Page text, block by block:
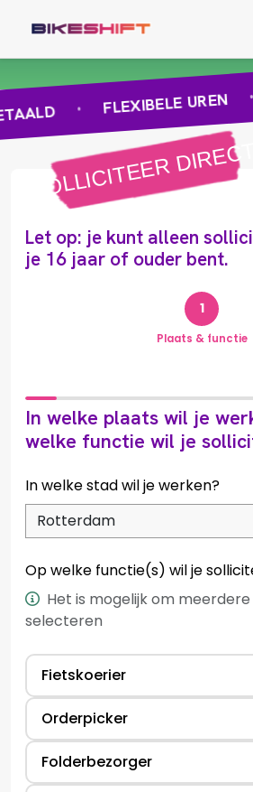
SOLLICITEER
FLEXIBELE UREN
SOLLICITEER DIRECT!
Let op: je kunt alleen
je 16 jaar of ouder bent.
1
Plaats & functie
In welke plaats wil je
welke functie wil je
In welke stad wil je werken?
Op welke functie(s) wil je
Het is mogelijk om
selecteren
Fietskoerier
Orderpicker
Folderbezorger